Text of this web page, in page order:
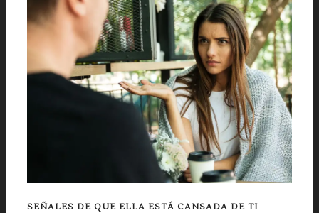
SEÑALES DE QUE ELLA ESTÁ CANSADA DE TI